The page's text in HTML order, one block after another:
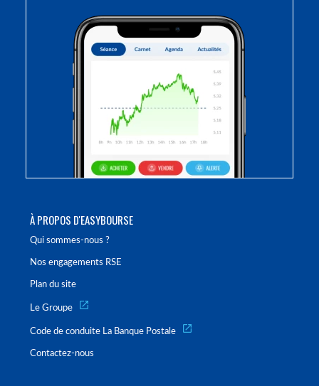
À PROPOS D'EASYBOURSE
Qui sommes-nous ?
Nos engagements RSE
Plan du site
Le Groupe
Code de conduite La Banque Postale
Contactez-nous